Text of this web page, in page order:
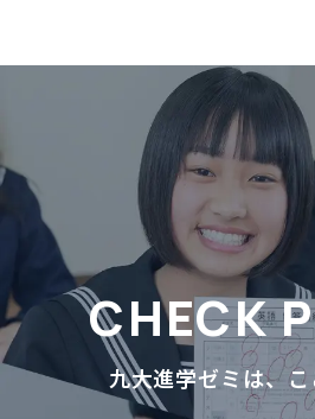
九大進学ゼミは、こ